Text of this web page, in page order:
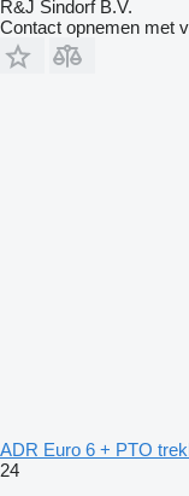
R&J Sindorf B.V.
Contact opnemen met
ADR Euro 6 + PTO
24